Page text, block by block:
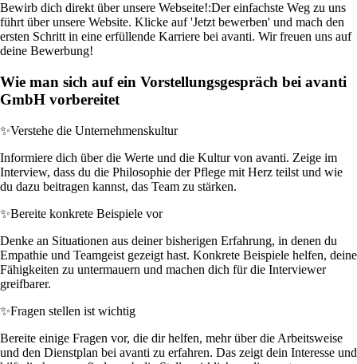
Bewirb dich direkt über unsere Webseite!:Der einfachste Weg zu uns
führt über unsere Website. Klicke auf 'Jetzt bewerben' und mach den
ersten Schritt in eine erfüllende Karriere bei avanti. Wir freuen uns auf
deine Bewerbung!
Wie man sich auf ein Vorstellungsgespräch bei avanti
GmbH vorbereitet
✨Verstehe die Unternehmenskultur
Informiere dich über die Werte und die Kultur von avanti. Zeige im
Interview, dass du die Philosophie der Pflege mit Herz teilst und wie
du dazu beitragen kannst, das Team zu stärken.
✨Bereite konkrete Beispiele vor
Denke an Situationen aus deiner bisherigen Erfahrung, in denen du
Empathie und Teamgeist gezeigt hast. Konkrete Beispiele helfen, deine
Fähigkeiten zu untermauern und machen dich für die Interviewer
greifbarer.
✨Fragen stellen ist wichtig
Bereite einige Fragen vor, die dir helfen, mehr über die Arbeitsweise
und den Dienstplan bei avanti zu erfahren. Das zeigt dein Interesse und